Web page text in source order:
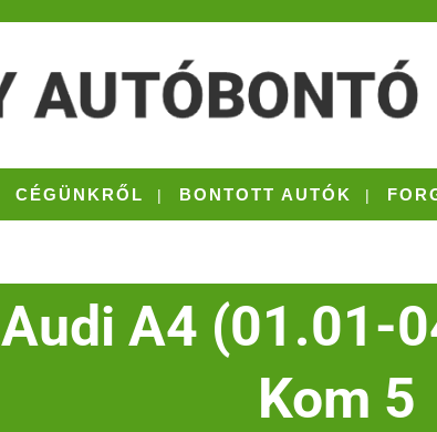
CÉGÜNKRŐL BONTOTT AUTÓK
Audi A4 (01.01-
Kom 5